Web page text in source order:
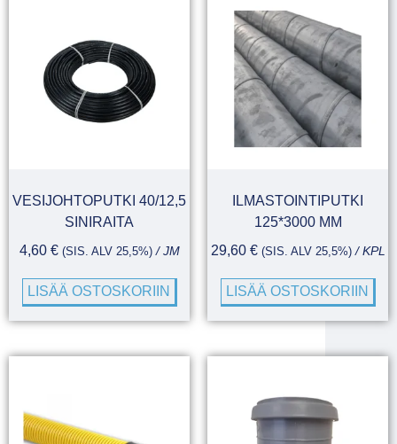
VESIJOHTOPUTKI 40/12,5
SINIRAITA
4,60 € (SIS. ALV 25,5%)/ JM
LISÄÄ OSTOSKORIIN
ILMASTOINTIPUTKI
125*3000 MM
29,60 € (SIS. ALV 25,5%)/ KPL
LISÄÄ OSTOSKORIIN